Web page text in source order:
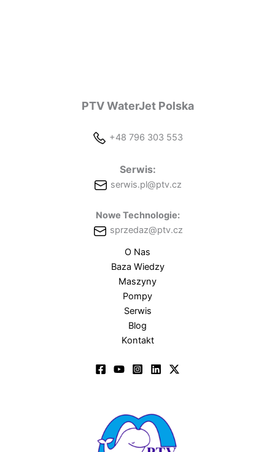
PTV WaterJet Polska
+48 796 303 553
Serwis:
serwis.pl@ptv.cz
Nowe Technologie:
sprzedaz@ptv.cz
O Nas
Baza Wiedzy
Maszyny
Pompy
Serwis
Blog
Kontakt